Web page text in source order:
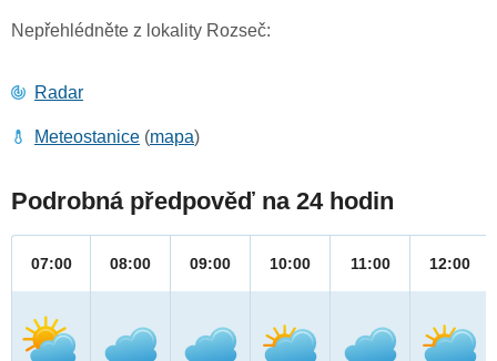
Nepřehlédněte z lokality Rozseč:
Radar
Meteostanice (mapa)
Podrobná předpověď na 24 hodin
07:00 08:00 09:00 10:00 11:00 12:00